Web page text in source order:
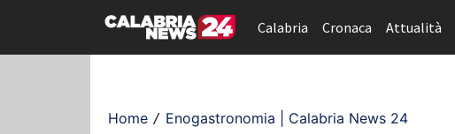
Calabria Cronaca Attualità
Home / Enogastronomia | Calabria News 24